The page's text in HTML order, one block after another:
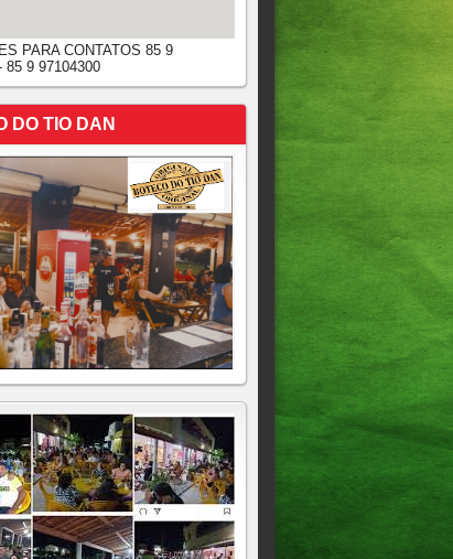
PARA CONTATOS 85 9
85 9 97104300
DO TIO DAN